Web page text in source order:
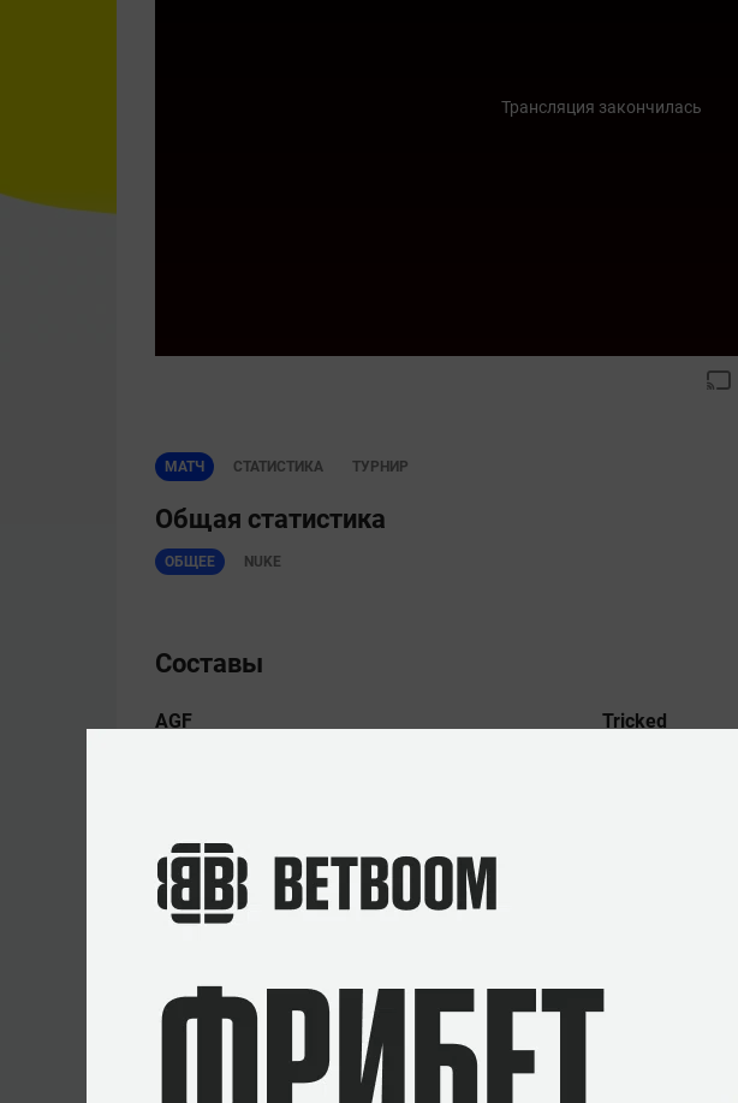
Трансляция закончилась
МАТЧ СТАТИСТИКА ТУРНИР
Общая статистика
ОБЩЕЕ NUKE
Составы
AGF
Kristoffer «Kristou» Aamand
Casper «Cabbi» Jensen
Tricked
Последние матчи